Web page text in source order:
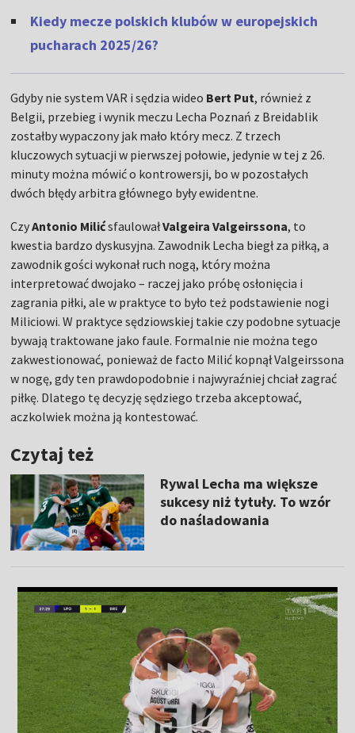
Kiedy mecze polskich klubów w europejskich
pucharach 2025/26?
Gdyby nie system VAR i sędzia wideo Bert Put, również z
Belgii, przebieg i wynik meczu Lecha Poznań z Breidablik
zostałby wypaczony jak mało który mecz. Z trzech
kluczowych sytuacji w pierwszej połowie, jedynie w tej z 26.
minuty można mówić o kontrowersji, bo w pozostałych
dwóch błędy arbitra głównego były ewidentne.
CzyAntonio MilićsfaulowałValgeira Valgeirssona, to
kwestia bardzo dyskusyjna. Zawodnik Lecha biegł za piłką, a
zawodnik gości wykonał ruch nogą, który można
interpretować dwojako – raczej jako próbę osłonięcia i
zagrania piłki, ale w praktyce to było też podstawienie nogi
Miliciowi. W praktyce sędziowskiej takie czy podobne sytuacje
bywają traktowane jako faule. Formalnie nie można tego
zakwestionować, ponieważ de facto Milić kopnął Valgeirssona
w nogę, gdy ten prawdopodobnie i najwyraźniej chciał zagrać
piłkę. Dlatego tę decyzję sędziego trzeba akceptować,
aczkolwiek można ją kontestować.
Czytaj też
Rywal Lecha ma większe
sukcesy niż tytuły. To wzór
do naśladowania